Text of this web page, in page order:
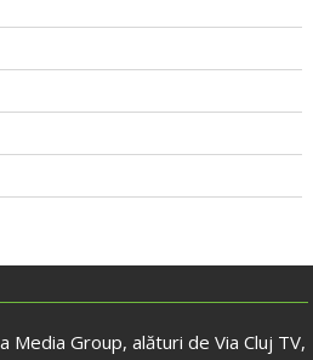
Media Group, alături de Via Cluj TV,